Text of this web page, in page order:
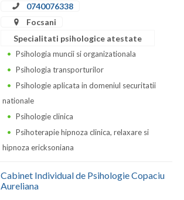
0740076338
Focsani
Specialitati psihologice atestate
Psihologia muncii si organizationala
Psihologia transporturilor
Psihologie aplicata in domeniul securitatii
nationale
Psihologie clinica
Psihoterapie hipnoza clinica, relaxare si
hipnoza ericksoniana
Cabinet Individual de Psihologie Copaciu
Aureliana